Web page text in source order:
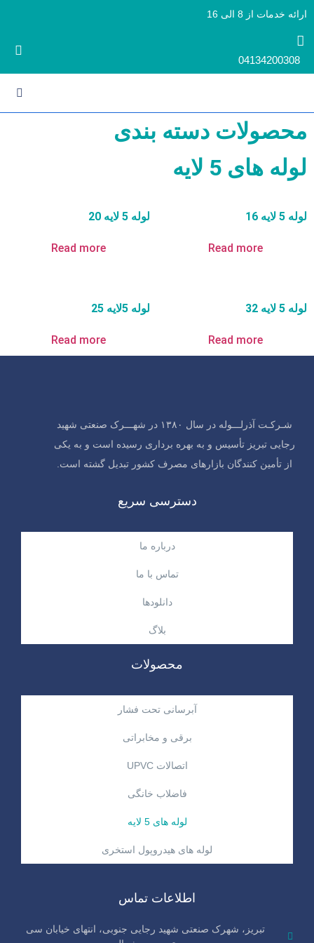
ارائه خدمات از 8 الی 16
04134200308
محصولات دسته بندی
لوله های 5 لایه
لوله 5 لایه 16
Read more
لوله 5 لایه 20
Read more
لوله 5 لایه 32
Read more
لوله 5لایه 25
Read more
شـرکـت آذرلـــوله در سال ۱۳۸۰ در شهـــرک صنعتی شهید
رجایی تبریز تأسیس و به بهره برداری رسیده است و به یکی
از تأمین کنندگان بازارهای مصرف کشور تبدیل گشته است.
دسترسی سریع
درباره ما
تماس با ما
دانلودها
بلاگ
محصولات
آبرسانی تحت فشار
برقی و مخابراتی
اتصالات UPVC
فاضلاب خانگی
لوله های 5 لایه
لوله های هیدروپول استخری
اطلاعات تماس
تبریز، شهرک صنعتی شهید رجایی جنوبی، انتهای خیابان سی‌